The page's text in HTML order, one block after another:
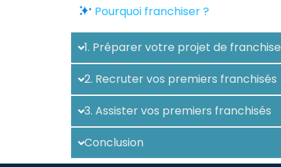
Pourquoi franchiser ?
1. Préparer votre projet de franchise
2. Recruter vos premiers franchisés
3. Assister vos premiers franchisés
Conclusion